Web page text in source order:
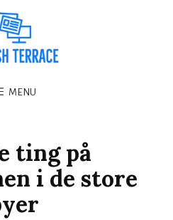
MENU
ting på
i de store